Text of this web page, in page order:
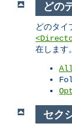
どの
どのタイ
在します。
セク